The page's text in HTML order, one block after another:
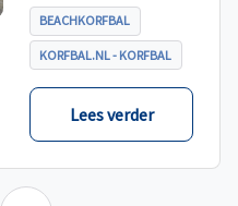
tegen België, die
eindigde in shoot-outs,
was het Nederland dat
er met het goud vandoor
BEACHKORFBAL
KORFBAL.NL - KORFBAL
Lees verder